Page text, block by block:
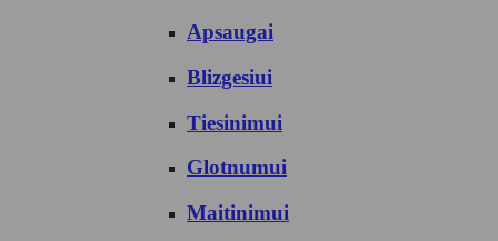
Apsaugai
Blizgesiui
Tiesinimui
Glotnumui
Maitinimui